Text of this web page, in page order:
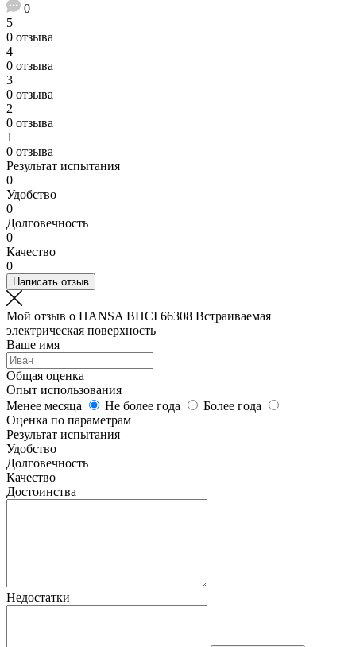
0
5
0 отзыва
4
0 отзыва
3
0 отзыва
2
0 отзыва
1
0 отзыва
Результат испытания
0
Удобство
0
Долговечность
0
Качество
0
Написать отзыв
Мой отзыв о HANSA BHCI 66308 Встраиваемая
электрическая поверхность
Ваше имя
Общая оценка
Опыт использования
Менее месяца
Не более года
Более года
Оценка по параметрам
Результат испытания
Удобство
Долговечность
Качество
Достоинства
Недостатки